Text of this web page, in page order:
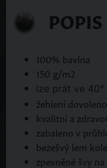
100% bavlna
150 g/m2
lze prát ve 40°
žehlení
kvalitní a
zabaleno v
bezešvý lem
zpevněné švy